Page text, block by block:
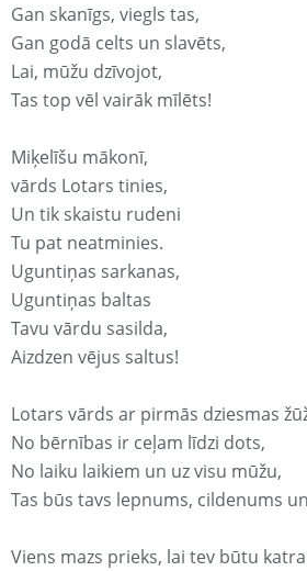
Gan skanīgs, viegls tas,
Gan godā celts un slavēts,
Lai, mūžu dzīvojot,
Tas top vēl vairāk mīlēts!
Miķelīšu mākonī,
vārds Lotars tinies,
Un tik skaistu rudeni
Tu pat neatminies.
Uguntiņas sarkanas,
Uguntiņas baltas
Tavu vārdu sasilda,
Aizdzen vējus saltus!
Lotars vārds ar pirmās dziesmas
No bērnības ir ceļam līdzi dots,
No laiku laikiem un uz visu mūžu,
Tas būs tavs lepnums, cildenums
Viens mazs prieks, lai tev būtu